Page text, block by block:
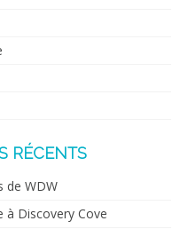
RÉCENTS
de WDW
à Discovery Cove